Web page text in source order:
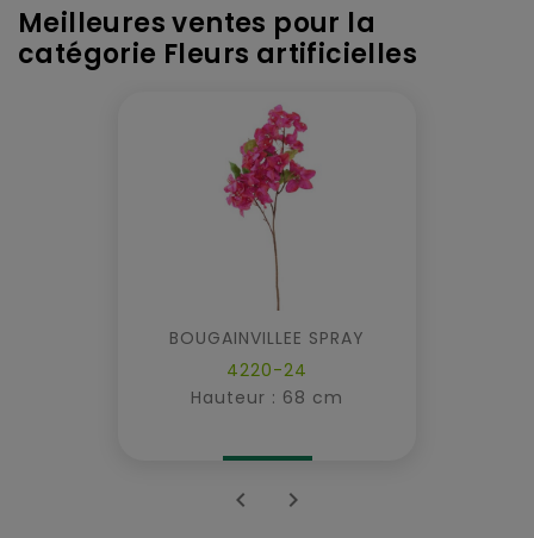
Meilleures ventes pour la
catégorie Fleurs artificielles
BOUGAINVILLEE SPRAY
4220-24
Hauteur : 68 cm
 